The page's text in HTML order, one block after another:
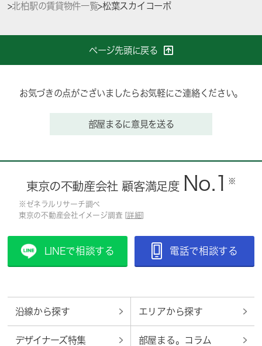
>北柏駅の賃貸物件一覧>松葉スカイコーポ
ページ先頭に戻る
お気づきの点がございましたらお気軽にご連絡ください。
部屋まるに意見を送る
東京の不動産会社 顧客満足度 No.1 ※
※ゼネラルリサーチ調べ
東京の不動産会社イメージ調査 [ 詳細
LINEで相談する 電話で相談する
沿線から探す エリアから探す
デザイナーズ特集 部屋まる。コラム